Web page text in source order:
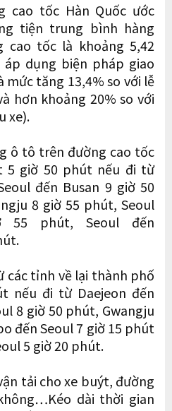
cao tốc Hàn Quốc ước
tiện trung bình hàng
cao tốc là khoảng 5,42
dụng biện pháp giao
tăng 13,4% so với lễ
hơn khoảng 20% ​​so với
xe).
ô tô trên đường cao tốc
5 giờ 50 phút nếu đi từ
đến Busan 9 giờ 50
8 giờ 55 phút, Seoul
55 phút, Seoul đến
các tỉnh về lại thành phố
nếu đi từ Daejeon đến
8 giờ 50 phút, Gwangju
đến Seoul 7 giờ 15 phút
5 giờ 20 phút.
tải cho xe buýt, đường
dài thời gian